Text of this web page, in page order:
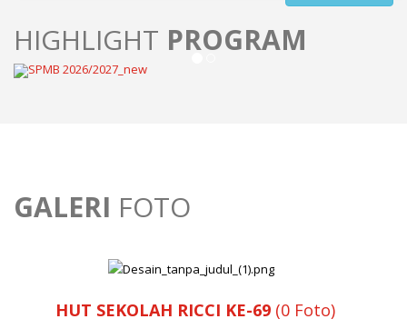
HIGHLIGHT PROGRAM
GALERI FOTO
HUT SEKOLAH RICCI KE-69 (0 Foto)